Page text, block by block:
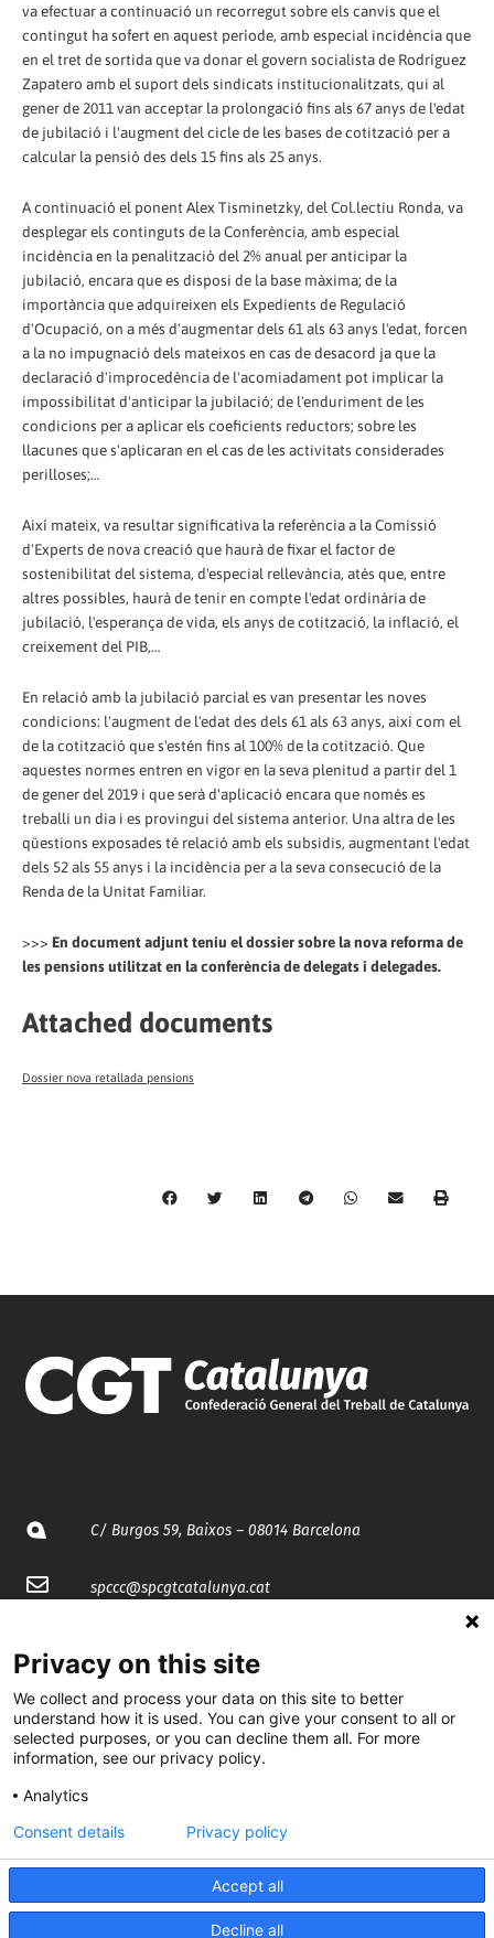
va efectuar a continuació un recorregut sobre els canvis que el
contingut ha sofert en aquest període, amb especial incidència que
en el tret de sortida que va donar el govern socialista de Rodríguez
Zapatero amb el suport dels sindicats institucionalitzats, qui al
gener de 2011 van acceptar la prolongació fins als 67 anys de l'edat
de jubilació i l'augment del cicle de les bases de cotització per a
calcular la pensió des dels 15 fins als 25 anys.
A continuació el ponent Alex Tisminetzky, del Col.lectiu Ronda, va
desplegar els continguts de la Conferència, amb especial
incidència en la penalització del 2% anual per anticipar la
jubilació, encara que es disposi de la base màxima; de la
importància que adquireixen els Expedients de Regulació
d'Ocupació, on a més d'augmentar dels 61 als 63 anys l'edat, forcen
a la no impugnació dels mateixos en cas de desacord ja que la
declaració d'improcedència de l'acomiadament pot implicar la
impossibilitat d'anticipar la jubilació; de l'enduriment de les
condicions per a aplicar els coeficients reductors; sobre les
llacunes que s'aplicaran en el cas de les activitats considerades
perilloses;…
Així mateix, va resultar significativa la referència a la Comissió
d'Experts de nova creació que haurà de fixar el factor de
sostenibilitat del sistema, d'especial rellevància, atès que, entre
altres possibles, haurà de tenir en compte l'edat ordinària de
jubilació, l'esperança de vida, els anys de cotització, la inflació, el
creixement del PIB,…
En relació amb la jubilació parcial es van presentar les noves
condicions: l'augment de l'edat des dels 61 als 63 anys, així com el
de la cotització que s'estén fins al 100% de la cotització. Que
aquestes normes entren en vigor en la seva plenitud a partir del 1
de gener del 2019 i que serà d'aplicació encara que només es
treballi un dia i es provingui del sistema anterior. Una altra de les
qüestions exposades té relació amb els subsidis, augmentant l'edat
dels 52 als 55 anys i la incidència per a la seva consecució de la
Renda de la Unitat Familiar.
>>> En document adjunt teniu el dossier sobre la nova reforma de
les pensions utilitzat en la conferència de delegats i delegades.
Attached documents
Dossier nova retallada pensions
C/ Burgos 59, Baixos – 08014 Barcelona
spccc@spcgtcatalunya.cat
@CGTCatalunya
cgtcatalunya
CGTCatalunya
cgtcatalunya
Desenvolupat per
Privacy on this site
We collect and process your data on this site to better
understand how it is used. You can give your consent to all or
selected purposes, or you can decline them all. For more
information, see our privacy policy.
Analytics
Accept all
Decline all
Consent details Privacy policy